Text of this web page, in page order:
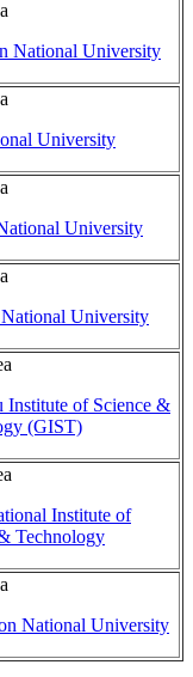
National University
University
University
University
Institute of Science &
(GIST)
Institute of
Technology
National University